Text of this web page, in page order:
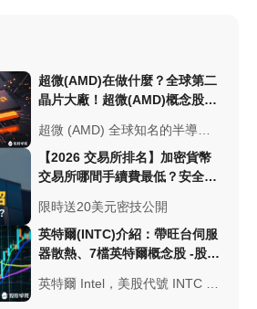
超微(AMD)在做什麼？全球第二
晶片大廠！超微(AMD)概念股有
超微 (AMD) 全球知名的半導體
公司，研發生產高效處理器晶片
大廠，華碩、微星MSI、宏碁、
等皆可以看到AMD晶片的運作，
AMD晶片潮帶起台股超微概念股
的熱效！
【2026 交易所排名】加密貨幣
交易所哪間手續費最低？安全性
限時送20美元密技公開
英特爾(INTC)介紹：帶旺台伺服
器散熱、7檔英特爾概念股 -股市
英特爾 Intel，美股代號 INTC ，